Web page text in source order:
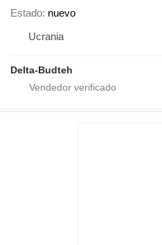
Estado nuevo
Ucrania
Delta-Budteh